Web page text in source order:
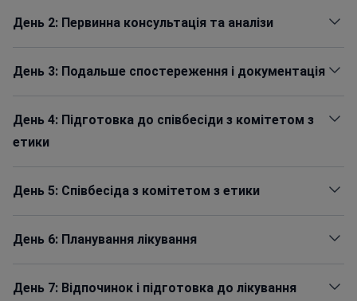
День 2: Первинна консультація та аналізи
День 3: Подальше спостереження і документація
День 4: Підготовка до співбесіди з комітетом з
етики
День 5: Співбесіда з комітетом з етики
День 6: Планування лікування
День 7: Відпочинок і підготовка до лікування